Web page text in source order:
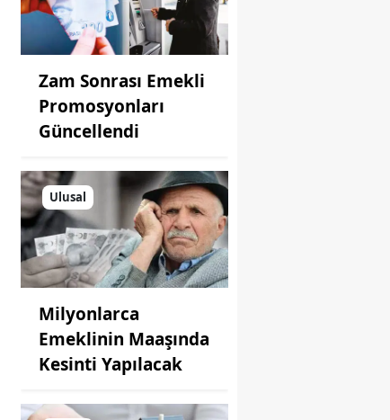
GönderZam Sonrası Emekli
Promosyonları
Güncellendi
Ulusal
Milyonlarca
Emeklinin Maaşında
Kesinti Yapılacak